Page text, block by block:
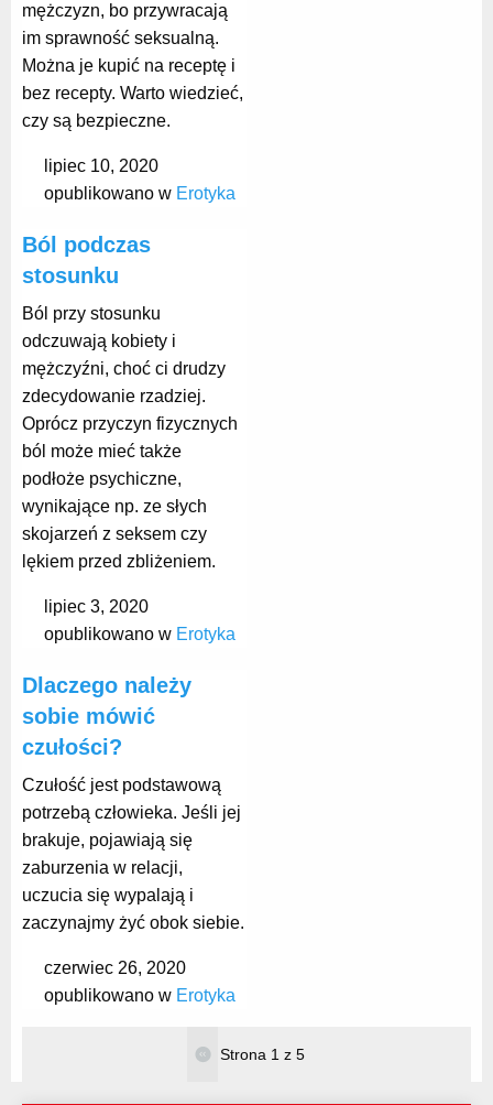
mężczyzn, bo przywracają
im sprawność seksualną.
Można je kupić na receptę i
bez recepty. Warto wiedzieć,
czy są bezpieczne.
lipiec 10, 2020
opublikowano w Erotyka
Ból podczas
stosunku
Ból przy stosunku
odczuwają kobiety i
mężczyźni, choć ci drudzy
zdecydowanie rzadziej.
Oprócz przyczyn fizycznych
ból może mieć także
podłoże psychiczne,
wynikające np. ze słych
skojarzeń z seksem czy
lękiem przed zbliżeniem.
lipiec 3, 2020
opublikowano w Erotyka
Dlaczego należy
sobie mówić
czułości?
Czułość jest podstawową
potrzebą człowieka. Jeśli jej
brakuje, pojawiają się
zaburzenia w relacji,
uczucia się wypalają i
zaczynajmy żyć obok siebie.
czerwiec 26, 2020
opublikowano w Erotyka
Strona 1 z 5